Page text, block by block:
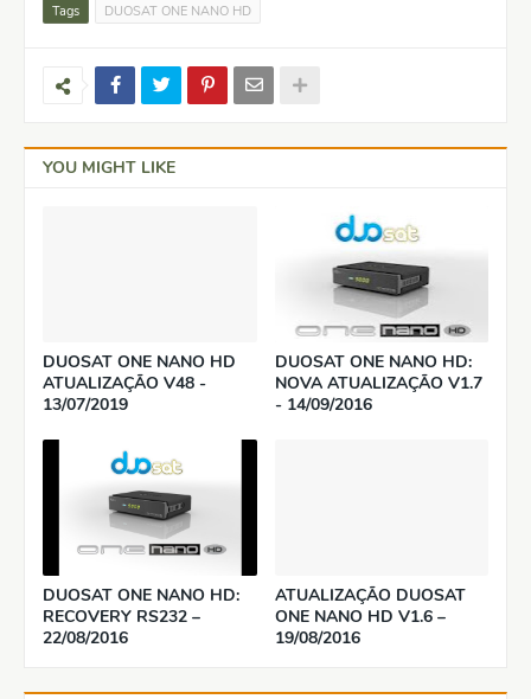
Tags DUOSAT ONE NANO HD
YOU MIGHT LIKE
DUOSAT ONE NANO HD
ATUALIZAÇÃO V48 -
13/07/2019
DUOSAT ONE NANO HD:
NOVA ATUALIZAÇÃO V1.7
- 14/09/2016
DUOSAT ONE NANO HD:
RECOVERY RS232 –
22/08/2016
ATUALIZAÇÃO DUOSAT
ONE NANO HD V1.6 –
19/08/2016